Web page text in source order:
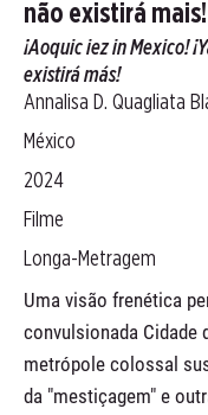
não existirá mais!
¡Aoquic iez in Mexico!
existirá más!
Annalisa D. Quagliata
México
2024
Filme
Longa-Metragem
Uma visão frenética
convulsionada Cidade
metrópole colossal
da "mestiçagem" e